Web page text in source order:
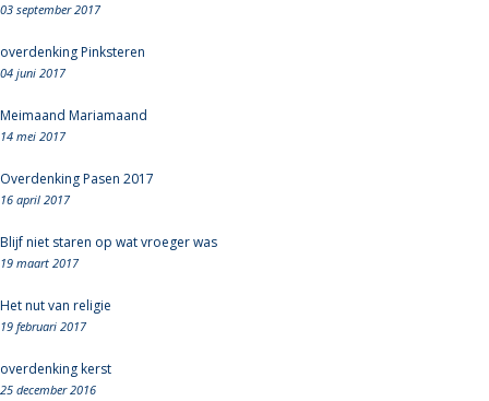
03 september 2017
overdenking Pinksteren
04 juni 2017
Meimaand Mariamaand
14 mei 2017
Overdenking Pasen 2017
16 april 2017
Blijf niet staren op wat vroeger was
19 maart 2017
Het nut van religie
19 februari 2017
overdenking kerst
25 december 2016